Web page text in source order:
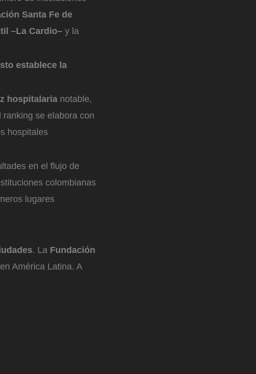
Santa Fe de
–La Cardio– y la
establece la
hospitalaria notable,
ranking se elabora con
hospitales
en el flujo de
colombianas
lugares
. La Fundación
América Latina. A